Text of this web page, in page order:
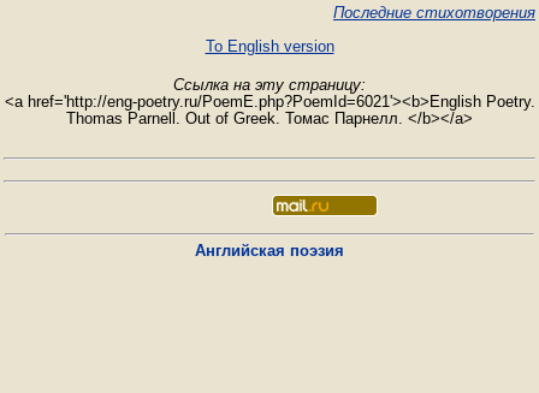
Последние стихотворения
To English version
Ссылка на эту страницу:
<a href='http://eng-poetry.ru/PoemE.php?PoemId=6021'><b>English Poetry.
Thomas Parnell. Out of Greek. Томас Парнелл. </b></a>
Английская поэзия